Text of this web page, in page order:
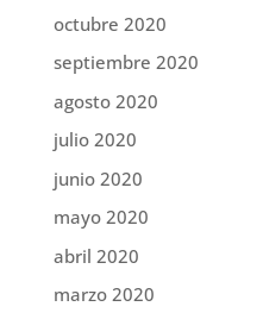
octubre 2020
septiembre 2020
agosto 2020
julio 2020
junio 2020
mayo 2020
abril 2020
marzo 2020